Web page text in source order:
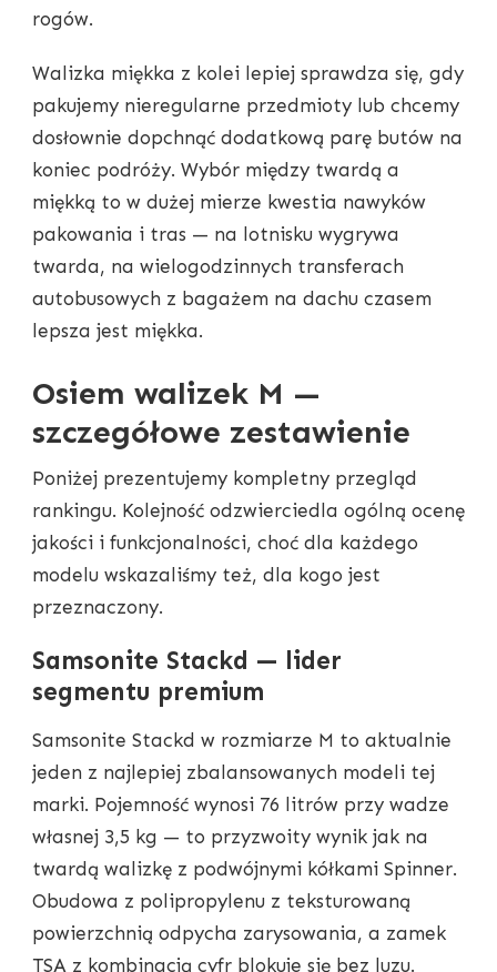
rogów.
Walizka miękka z kolei lepiej sprawdza się, gdy
pakujemy nieregularne przedmioty lub chcemy
dosłownie dopchnąć dodatkową parę butów na
koniec podróży. Wybór między twardą a
miękką to w dużej mierze kwestia nawyków
pakowania i tras — na lotnisku wygrywa
twarda, na wielogodzinnych transferach
autobusowych z bagażem na dachu czasem
lepsza jest miękka.
Osiem walizek M —
szczegółowe zestawienie
Poniżej prezentujemy kompletny przegląd
rankingu. Kolejność odzwierciedla ogólną ocenę
jakości i funkcjonalności, choć dla każdego
modelu wskazaliśmy też, dla kogo jest
przeznaczony.
Samsonite Stackd — lider
segmentu premium
Samsonite Stackd w rozmiarze M to aktualnie
jeden z najlepiej zbalansowanych modeli tej
marki. Pojemność wynosi 76 litrów przy wadze
własnej 3,5 kg — to przyzwoity wynik jak na
twardą walizkę z podwójnymi kółkami Spinner.
Obudowa z polipropylenu z teksturowaną
powierzchnią odpycha zarysowania, a zamek
TSA z kombinacją cyfr blokuje się bez luzu.